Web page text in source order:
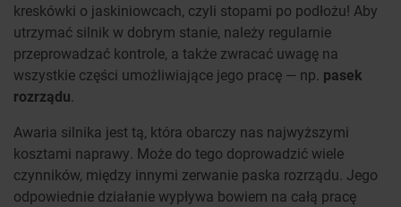
kreskówki o jaskiniowcach, czyli stopami po podłożu! Aby
utrzymać silnik w dobrym stanie, należy regularnie
przeprowadzać kontrole, a także zwracać uwagę na
wszystkie części umożliwiające jego pracę — np. pasek
rozrządu.
Awaria silnika jest tą, która obarczy nas najwyższymi
kosztami naprawy. Może do tego doprowadzić wiele
czynników, między innymi zerwanie paska rozrządu. Jego
odpowiednie działanie wypływa bowiem na całą pracę